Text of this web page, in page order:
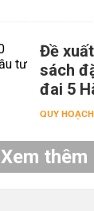
Đề
sách
đai 5
QUY HOẠCH
Xem thêm